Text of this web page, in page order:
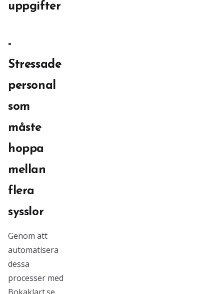
uppgifter
-
Stressade
personal
som
måste
hoppa
mellan
flera
sysslor
Genom att
automatisera
dessa
processer med